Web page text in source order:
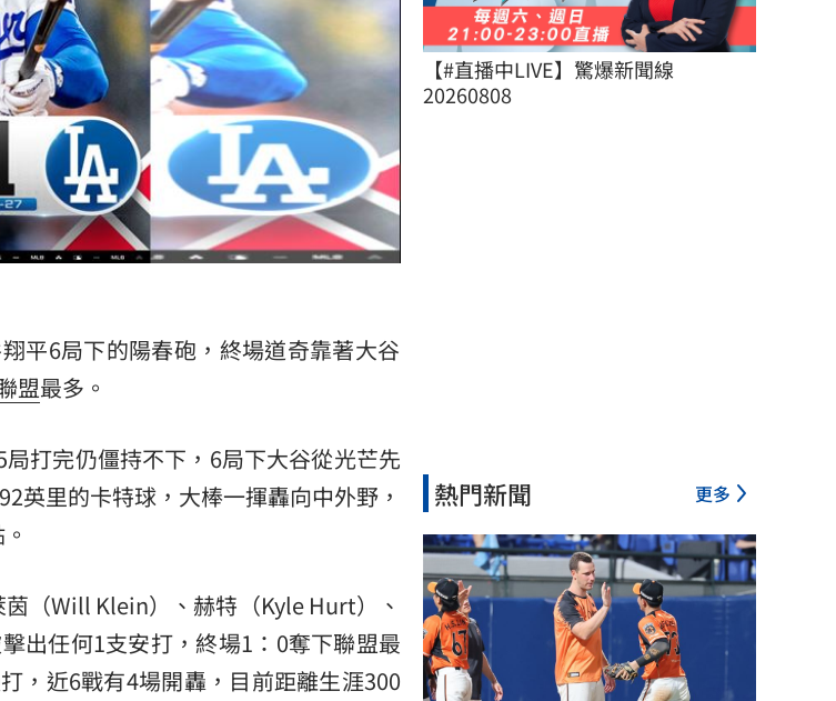
平6局下的陽春砲，終場道奇靠著大谷
盟最多。
打完仍僵持不下，6局下大谷從光芒先
英里的卡特球，大棒一揮轟向中外野，
（Will Klein）、赫特（Kyle Hurt）、
出任何1支安打，終場1：0奪下聯盟最
，近6戰有4場開轟，目前距離生涯300
【#直播中LIVE】驚爆新聞線
20260808
熱門新聞 更多